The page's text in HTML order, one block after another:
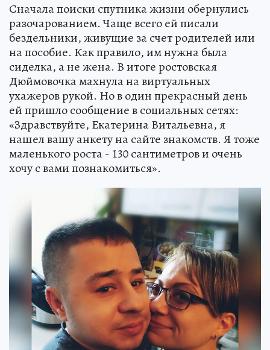
Сначала поиски спутника жизни обернулись
разочарованием. Чаще всего ей писали
бездельники, живущие за счет родителей или
на пособие. Как правило, им нужна была
сиделка, а не жена. В итоге ростовская
Дюймовочка махнула на виртуальных
ухажеров рукой. Но в один прекрасный день
ей пришло сообщение в социальных сетях:
«Здравствуйте, Екатерина Витальевна, я
нашел вашу анкету на сайте знакомств. Я тоже
маленького роста - 130 сантиметров и очень
хочу с вами познакомиться».